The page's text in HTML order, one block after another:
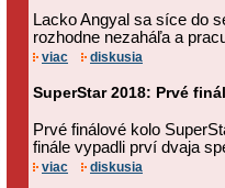
Lacko Angyal sa síce do
rozhodne nezaháľa a
viac diskusia
SuperStar 2018: Prvé
Prvé finálové kolo
finále vypadli prví dvaja
viac diskusia